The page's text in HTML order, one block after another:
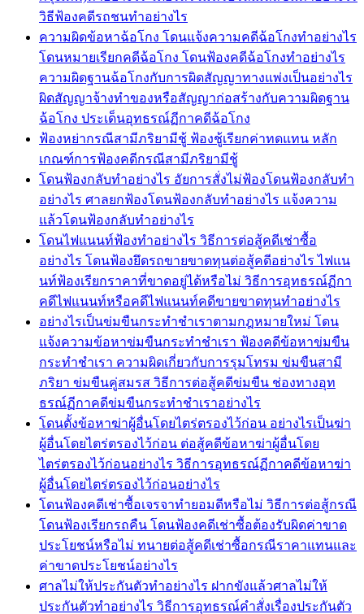
วิธีฟ้องคดีรถชนทำอย่างไร
ความผิดข้อหาฉ้อโกง โดนแจ้งความคดีฉ้อโกงทำอย่างไร
โดนหมายเรียกคดีฉ้อโกง โดนฟ้องคดีฉ้อโกงทำอย่างไร
ความผิดฐานฉ้อโกงกับการผิดสัญญาทางแพ่งเป็นอย่างไร
ผิดสัญญาจ้างทำของหรือสัญญาก่อสร้างกับความผิดฐาน
ฉ้อโกง ประเด็นอุทธรณ์ฏีกาคดีฉ้อโกง
ฟ้องหย่ากรณีสามีภริยามีชู้ ฟ้องชู้เรียกค่าทดแทน หลัก
เกณฑ์การฟ้องคดีกรณีสามีภริยามีชู้
โดนฟ้องกลับทำอย่างไร อัยการสั่งไม่ฟ้องโดนฟ้องกลับทำ
อย่างไร ศาลยกฟ้องโดนฟ้องกลับทำอย่างไร แจ้งความ
แล้วโดนฟ้องกลับทำอย่างไร
โดนไฟแนนท์ฟ้องทำอย่างไร วิธีการต่อสู้คดีเช่าซื้อ
อย่างไร โดนฟ้องยึดรถขายขาดทุนต่อสู้คดีอย่างไร ไฟแน
นท์ฟ้องเรียกราคาที่ขาดอยู่ได้หรือไม่ วิธีการอุทธรณ์ฏีกา
คดีไฟแนนท์หรือคดีไฟแนนท์คดีขายขาดทุนทำอย่างไร
อย่างไรเป็นข่มขืนกระทำชำเราตามกฎหมายใหม่ โดน
แจ้งความข้อหาข่มขืนกระทำชำเรา ฟ้องคดีข้อหาข่มขืน
กระทำชำเรา ความผิดเกี่ยวกับการรุมโทรม ข่มขืนสามี
ภริยา ข่มขืนคู่สมรส วิธีการต่อสู้คดีข่มขืน ช่องทางอุท
ธรณ์ฏีกาคดีข่มขืนกระทำชำเราอย่างไร
โดนตั้งข้อหาฆ่าผู้อื่นโดยไตร่ตรองไว้ก่อน อย่างไรเป็นฆ่า
ผู้อื่นโดยไตร่ตรองไว้ก่อน ต่อสู้คดีข้อหาฆ่าผู้อื่นโดย
ไตร่ตรองไว้ก่อนอย่างไร วิธีการอุทธรณ์ฏีกาคดีข้อหาฆ่า
ผู้อื่นโดยไตร่ตรองไว้ก่อนอย่างไร
โดนฟ้องคดีเช่าซื้อเจรจาทำยอมดีหรือไม่ วิธีการต่อสู้กรณี
โดนฟ้องเรียกรถคืน โดนฟ้องคดีเช่าซื้อต้องรับผิดค่าขาด
ประโยชน์หรือไม่ ทนายต่อสู้คดีเช่าซื้อกรณีราคาแทนและ
ค่าขาดประโยชน์อย่างไร
ศาลไม่ให้ประกันตัวทำอย่างไร ฝากขังแล้วศาลไม่ให้
ประกันตัวทำอย่างไร วิธีการอุทธรณ์คำสั่งเรื่องประกันตัว